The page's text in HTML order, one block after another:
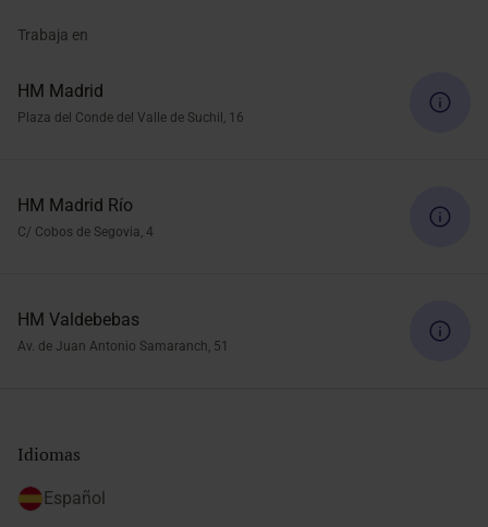
Trabaja en
HM Madrid
Plaza del Conde del Valle de Suchil, 16
HM Madrid Río
C/ Cobos de Segovia, 4
HM Valdebebas
Av. de Juan Antonio Samaranch, 51
Idiomas
Español